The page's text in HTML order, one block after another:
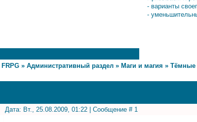
- варианты
-
» Административный раздел » Маги и магия » Тёмные
Дата: Вт., 25.08.2009, 01:22 | Сообщение # 1